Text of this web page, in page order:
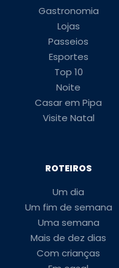
Gastronomia
Lojas
Passeios
Esportes
Top 10
Noite
Casar em Pipa
Visite Natal
ROTEIROS
Um dia
Um fim de semana
Uma semana
Mais de dez dias
Com crianças